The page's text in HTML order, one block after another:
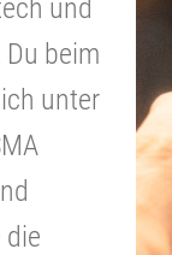
und
beim
unter